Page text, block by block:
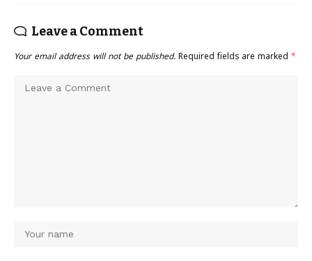
Leave a Comment
Your email address will not be published. Required fields are marked *